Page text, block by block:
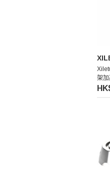
架